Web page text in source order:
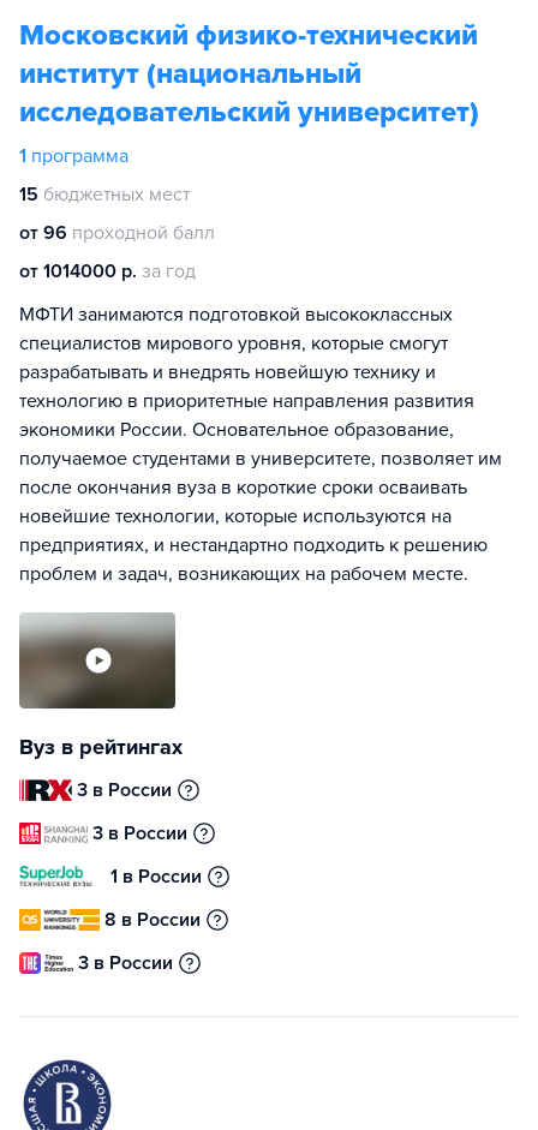
Московский физико-технический
институт (национальный
исследовательский университет)
1 программа
15 бюджетных мест
от 96 проходной балл
от 1014000 р. за год
МФТИ занимаются подготовкой высококлассных
специалистов мирового уровня, которые смогут
разрабатывать и внедрять новейшую технику и
технологию в приоритетные направления развития
экономики России. Основательное образование,
получаемое студентами в университете, позволяет им
после окончания вуза в короткие сроки осваивать
новейшие технологии, которые используются на
предприятиях, и нестандартно подходить к решению
проблем и задач, возникающих на рабочем месте.
Вуз в рейтингах
3 в России
3 в России
1 в России
8 в России
3 в России